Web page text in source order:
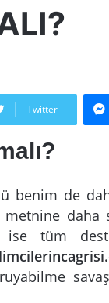
Twitter
benim de
metnine
ise tüm